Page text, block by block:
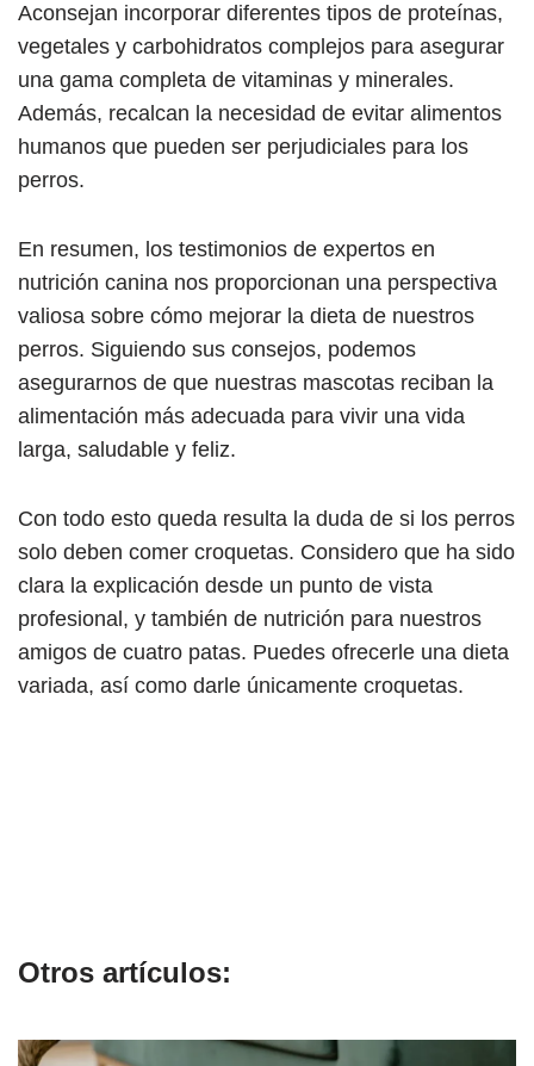
Aconsejan incorporar diferentes tipos de proteínas,
vegetales y carbohidratos complejos para asegurar
una gama completa de vitaminas y minerales.
Además, recalcan la necesidad de evitar alimentos
humanos que pueden ser perjudiciales para los
perros.
En resumen, los testimonios de expertos en
nutrición canina nos proporcionan una perspectiva
valiosa sobre cómo mejorar la dieta de nuestros
perros. Siguiendo sus consejos, podemos
asegurarnos de que nuestras mascotas reciban la
alimentación más adecuada para vivir una vida
larga, saludable y feliz.
Con todo esto queda resulta la duda de si los perros
solo deben comer croquetas. Considero que ha sido
clara la explicación desde un punto de vista
profesional, y también de nutrición para nuestros
amigos de cuatro patas. Puedes ofrecerle una dieta
variada, así como darle únicamente croquetas.
Otros artículos: